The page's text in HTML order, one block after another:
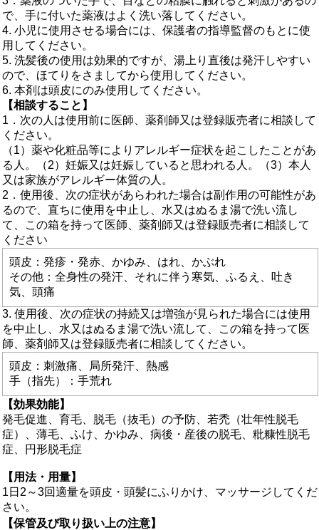
で、手に付いた薬液はよく洗い落してください。
4. 小児に使用させる場合には、保護者の指導監督のもとに使
用してください。
5. 洗髪後の使用は効果的ですが、湯上り直後は発汗しやすい
ので、ほてりをさましてから使用してください。
6. 本剤は頭皮にのみ使用してください。
【相談すること】
1．次の人は使用前に医師、薬剤師又は登録販売者に相談して
ください。
（1）薬や化粧品等によりアレルギー症状を起こしたことがあ
る人。（2）妊娠又は妊娠していると思われる人。（3）本人
又は家族がアレルギー体質の人。
2．使用後、次の症状があらわれた場合は副作用の可能性があ
るので、直ちに使用を中止し、水又はぬるま湯で洗い流し
て、この箱を持って医師、薬剤師又は登録販売者に相談して
ください
頭皮：発疹・発赤、かゆみ、はれ、かぶれ
その他：全身性の発汗、それに伴う寒気、ふるえ、吐き
気、頭痛
3. 使用後、次の症状の持続又は増強が見られた場合には使用
を中止し、水又はぬるま湯で洗い流して、この箱を持って医
師、薬剤師又は登録販売者に相談してください。
頭皮：刺激痛、局所発汗、熱感
手（指先）：手荒れ
【効果効能】
発毛促進、育毛、脱毛（抜毛）の予防、若禿（壮年性脱毛
症）、薄毛、ふけ、かゆみ、病後・産後の脱毛、粃糠性脱毛
症、円形脱毛症
【用法・用量】
1日2～3回適量を頭皮・頭髪にふりかけ、マッサージしてくだ
さい。
【保管及び取り扱い上の注意】